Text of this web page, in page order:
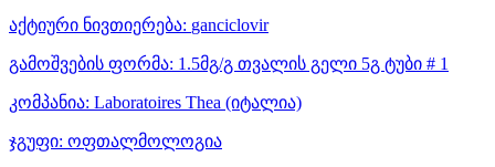
აქტიური ნივთიერება: ganciclovir
გამოშვების ფორმა: 1.5მგ/გ თვალის გელი 5გ ტუბი # 1
კომპანია: Laboratoires Thea (იტალია)
ჯგუფი: ოფთალმოლოგია